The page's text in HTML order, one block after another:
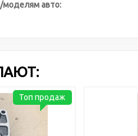
моделям авто:
Топ продаж